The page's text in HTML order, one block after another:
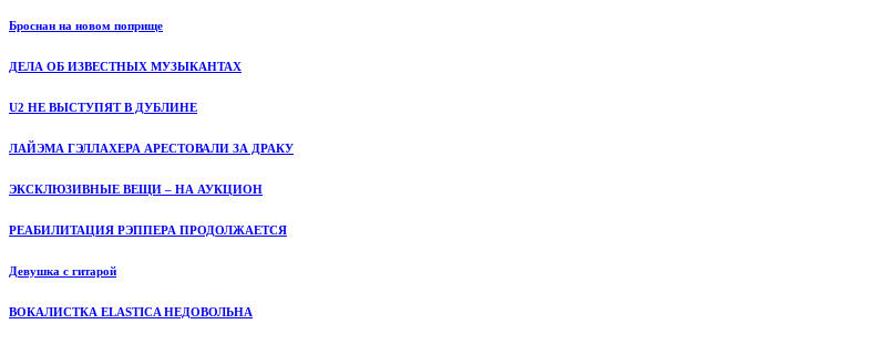
Броснан на новом поприще
ДЕЛА ОБ ИЗВЕСТНЫХ МУЗЫКАНТАХ
U2 НЕ ВЫСТУПЯТ В ДУБЛИНЕ
ЛАЙЭМА ГЭЛЛАХЕРА АРЕСТОВАЛИ ЗА ДРАКУ
ЭКСКЛЮЗИВНЫЕ ВЕЩИ – НА АУКЦИОН
РЕАБИЛИТАЦИЯ РЭППЕРА ПРОДОЛЖАЕТСЯ
Девушка с гитарой
ВОКАЛИСТКА ELASTICA НЕДОВОЛЬНА